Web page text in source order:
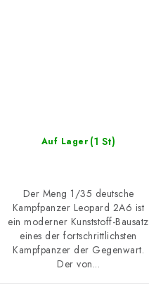
Auf Lager (1 St)
Der Meng 1/35 deutsche
Kampfpanzer Leopard 2A6 ist
ein moderner Kunststoff-Bausatz
eines der fortschrittlichsten
Kampfpanzer der Gegenwart.
Der von...